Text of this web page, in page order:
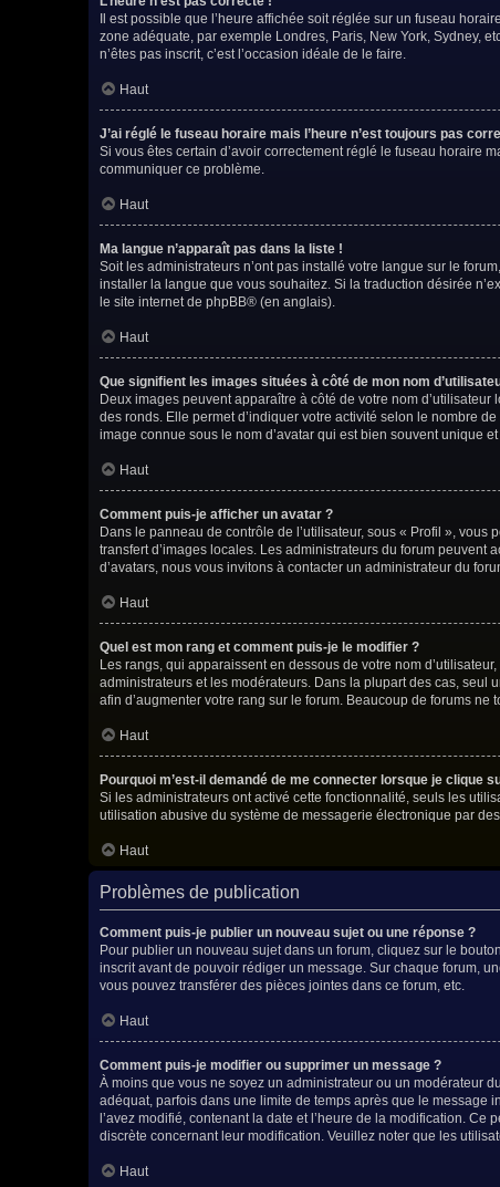
Il est possible que l’heure affichée soit réglée sur un fuseau
zone adéquate, par exemple Londres, Paris, New York, Sydney,
n’êtes pas inscrit, c’est l’occasion idéale de le faire.
Haut
J’ai réglé le fuseau horaire mais l’heure n’est toujours pas
Si vous êtes certain d’avoir correctement réglé le fuseau horaire
communiquer ce problème.
Haut
Ma langue n’apparaît pas dans la liste !
Soit les administrateurs n’ont pas installé votre langue sur le
installer la langue que vous souhaitez. Si la traduction désirée
le site internet de phpBB® (en anglais).
Haut
Que signifient les images situées à côté de mon nom
Deux images peuvent apparaître à côté de votre nom
des ronds. Elle permet d’indiquer votre activité selon le nombre
image connue sous le nom d’avatar qui est bien souvent unique
Haut
Comment puis-je afficher un avatar ?
Dans le panneau de contrôle de l’utilisateur, sous « Profil »,
transfert d’images locales. Les administrateurs du forum
d’avatars, nous vous invitons à contacter un administrateur du
Haut
Quel est mon rang et comment puis-je le modifier ?
Les rangs, qui apparaissent en dessous de votre nom
administrateurs et les modérateurs. Dans la plupart des cas, seul
afin d’augmenter votre rang sur le forum. Beaucoup de forums
Haut
Pourquoi m’est-il demandé de me connecter lorsque je clique
Si les administrateurs ont activé cette fonctionnalité, seuls les
utilisation abusive du système de messagerie électronique par
Haut
Problèmes de publication
Comment puis-je publier un nouveau sujet ou une réponse ?
Pour publier un nouveau sujet dans un forum, cliquez sur le
inscrit avant de pouvoir rédiger un message. Sur chaque forum,
vous pouvez transférer des pièces jointes dans ce forum, etc.
Haut
Comment puis-je modifier ou supprimer un message ?
À moins que vous ne soyez un administrateur ou un modérateur
adéquat, parfois dans une limite de temps après que le message
l’avez modifié, contenant la date et l’heure de la modification. Ce
discrète concernant leur modification. Veuillez noter que les
Haut